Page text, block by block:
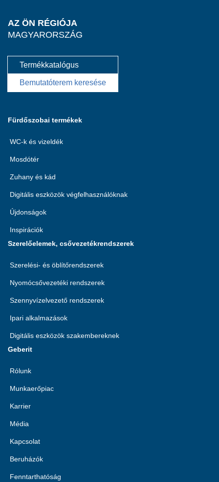
AZ ÖN RÉGIÓJA
MAGYARORSZÁG
Termékkatalógus
Bemutatóterem keresése
Fürdőszobai termékek
WC-k és vizeldék
Mosdótér
Zuhany és kád
Digitális eszközök végfelhasználóknak
Újdonságok
Inspirációk
Szerelőelemek, csővezetékrendszerek
Szerelési- és öblítőrendszerek
Nyomócsővezetéki rendszerek
Szennyvízelvezető rendszerek
Ipari alkalmazások
Digitális eszközök szakembereknek
Geberit
Rólunk
Munkaerőpiac
Karrier
Média
Kapcsolat
Beruházók
Fenntarthatóság